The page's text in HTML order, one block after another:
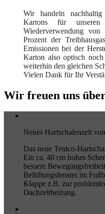
Wir handeln
Kartons für
Wiederverwendung
Prozent der
Emissionen bei der
Karton also optisch
weiterhin den gleichen
Vielen Dank für Ihr
Wir freuen uns
Neues Hartschalenzelt
Das neue Tentco-
Ein ca. 40 cm hohes
bessere
Belüftungsfenster im
Klappe z.B. zur
Dachzeltheizung.